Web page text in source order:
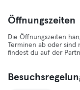
Öffnungszeiten
Die Öffnungszeiten
Terminen ab oder
findest du auf der